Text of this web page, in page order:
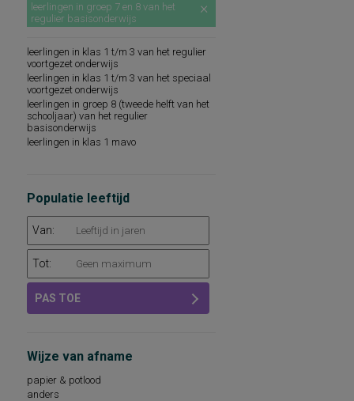
leerlingen in groep 7 en 8 van het
regulier basisonderwijs
leerlingen in klas 1 t/m 3 van het regulier
voortgezet onderwijs
leerlingen in klas 1 t/m 3 van het speciaal
voortgezet onderwijs
leerlingen in groep 8 (tweede helft van het
schooljaar) van het regulier
basisonderwijs
leerlingen in klas 1 mavo
Populatie leeftijd
Van:
Tot:
PAS TOE
Wijze van afname
papier & potlood
anders